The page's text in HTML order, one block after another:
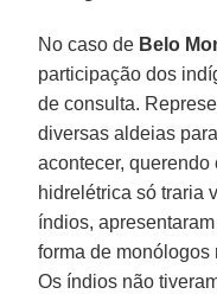
No caso de Belo
participação dos
de consulta.
diversas aldeias
acontecer,
hidrelétrica só traria
índios,
forma de
Os índios não